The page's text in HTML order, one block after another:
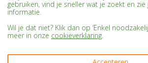
gebruiken, vind je sneller wat je zoekt en
informatie.
Wil je dat niet? Klik dan op ‘Enkel
meer in onze cookieverklaring.